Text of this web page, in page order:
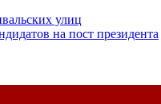
улиц
на пост президента